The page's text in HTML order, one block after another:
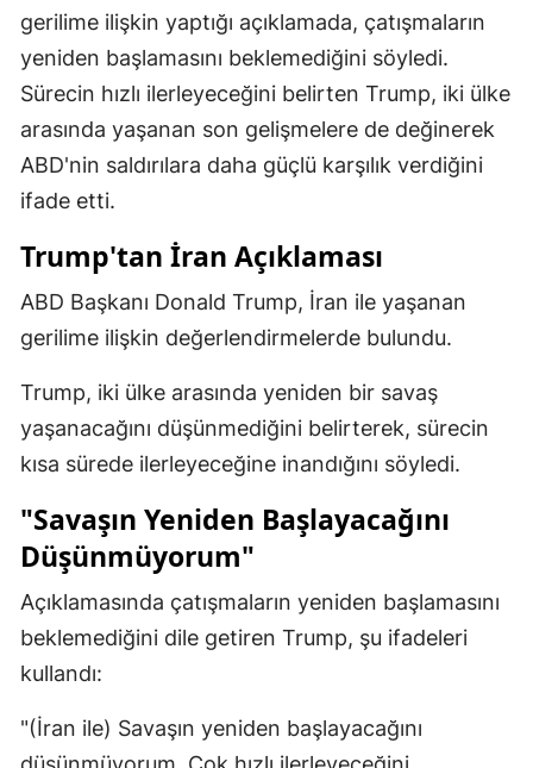
Hakkari
Hatay
Isparta
Mersin
İzmir
Kars
Kastamonu
Kayseri
Kırklareli
Kocaeli
Konya
Kütahya
Manisa
gerilime ilişkin yaptığı açıklamada, çatışmaların
yeniden başlamasını beklemediğini söyledi.
Sürecin hızlı ilerleyeceğini belirten Trump, iki ülke
arasında yaşanan son gelişmelere de değinerek
ABD'nin saldırılara daha güçlü karşılık verdiğini
ifade etti.
Trump'tan İran Açıklaması
ABD Başkanı Donald Trump, İran ile yaşanan
gerilime ilişkin değerlendirmelerde bulundu.
Trump, iki ülke arasında yeniden bir savaş
yaşanacağını düşünmediğini belirterek, sürecin
kısa sürede ilerleyeceğine inandığını söyledi.
"Savaşın Yeniden Başlayacağını
Düşünmüyorum"
Açıklamasında çatışmaların yeniden başlamasını
beklemediğini dile getiren Trump, şu ifadeleri
kullandı:
"(İran ile) Savaşın yeniden başlayacağını